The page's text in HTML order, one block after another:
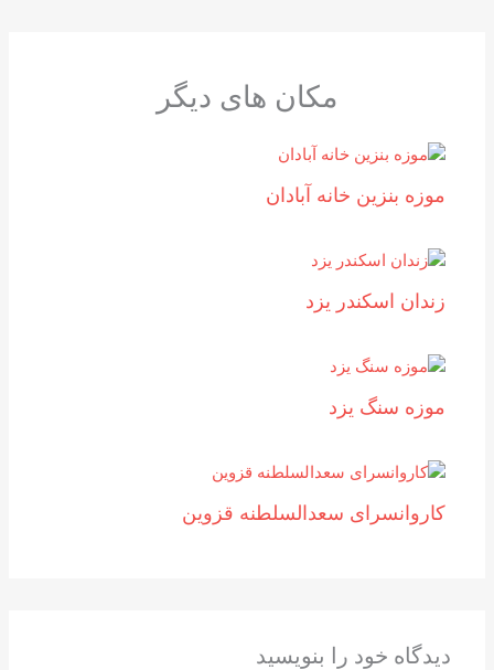
مکان های دیگر
موزه بنزين خانه آبادان
زندان اسکندر یزد
موزه سنگ یزد
کاروانسرای سعدالسلطنه قزوین
دیدگاه‌ خود را بنویسید